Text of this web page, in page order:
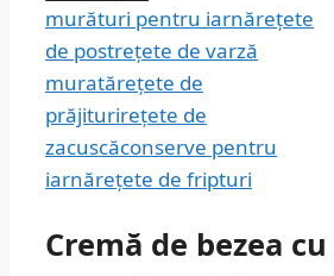
murături pentru iarnărețete
de postrețete de varză
muratărețete de
prăjiturirețete de
zacuscăconserve pentru
iarnărețete de fripturi
Cremă de bezea cu